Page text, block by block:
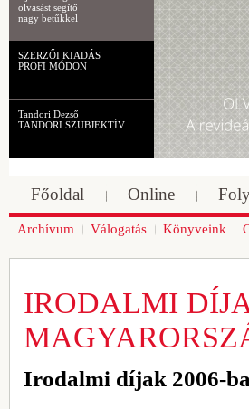
olvasást segítő
nagy betűkkel
SZERZŐI KIADÁS
PROFI MÓDON
Tandori Dezső
TANDORI SZUBJEKTÍV
Főoldal Online
Archívum Válogatás Könyveink
IRODALMI
Irodalmi díjak 2006-